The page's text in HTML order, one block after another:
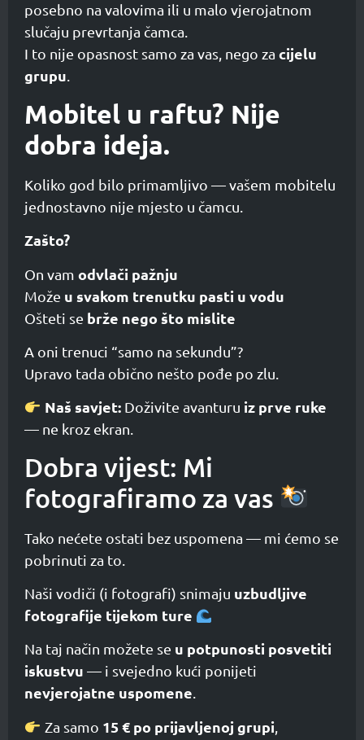
posebno na valovima ili u malo vjerojatnom
slučaju prevrtanja čamca.
I to nije opasnost samo za vas, nego za cijelu
grupu.
Mobitel u raftu? Nije
dobra ideja.
Koliko god bilo primamljivo — vašem mobitelu
jednostavno nije mjesto u čamcu.
Zašto?
On vam odvlači pažnju
Može u svakom trenutku pasti u vodu
Ošteti se brže nego što mislite
A oni trenuci “samo na sekundu”?
Upravo tada obično nešto pođe po zlu.
Naš savjet:Doživite avanturu iz prve ruke
— ne kroz ekran.
Dobra vijest: Mi
fotografiramo za vas
Tako nećete ostati bez uspomena — mi ćemo se
pobrinuti za to.
Naši vodiči (i fotografi) snimaju uzbudljive
fotografije tijekom ture
Na taj način možete se u potpunosti posvetiti
iskustvu — i svejedno kući ponijeti
nevjerojatne uspomene.
Za samo 15 € po prijavljenoj grupi,